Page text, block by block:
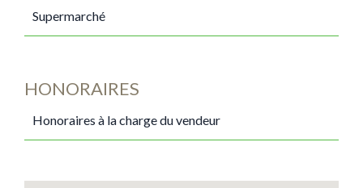
Supermarché
HONORAIRES
Honoraires à la charge du vendeur